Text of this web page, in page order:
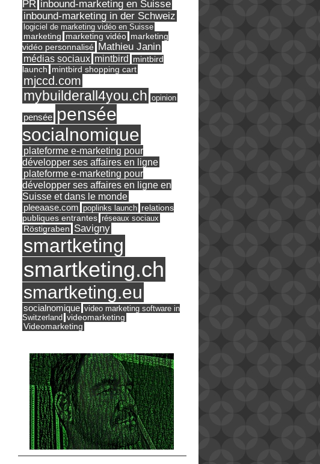
PR inbound-marketing en Suisse
inbound-marketing in der Schweiz
logiciel de marketing vidéo en Suisse
marketing marketing vidéo marketing
vidéo personnalisé Mathieu Janin
médias sociaux mintbird
mintbird
launch mintbird shopping cart
mjccd.com
mybuilderall4you.ch opinion
pensée pensée
socialnomique
plateforme e-marketing pour
développer ses affaires en ligne
plateforme e-marketing pour
développer ses affaires en ligne en
Suisse et dans le monde
pleeaase.com poplinks launch relations
publiques entrantes réseaux sociaux
Röstigraben Savigny
smartketing
smartketing.ch
smartketing.eu
socialnomique video marketing software in
Switzerland videomarketing
Videomarketing